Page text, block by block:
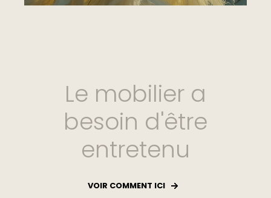
Le mobilier a
besoin d'être
entretenu
VOIR COMMENT ICI